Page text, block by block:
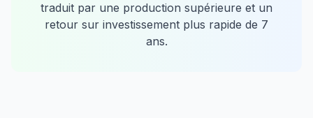
traduit par une production supérieure et un
retour sur investissement plus rapide de 7
ans.